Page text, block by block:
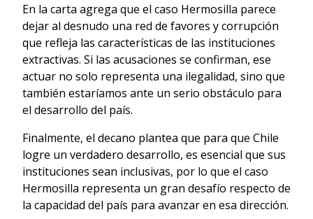
En la carta agrega que el caso Hermosilla parece
dejar al desnudo una red de favores y corrupción
que refleja las características de las instituciones
extractivas. Si las acusaciones se confirman, ese
actuar no solo representa una ilegalidad, sino que
también estaríamos ante un serio obstáculo para
el desarrollo del país.
Finalmente, el decano plantea que para que Chile
logre un verdadero desarrollo, es esencial que sus
instituciones sean inclusivas, por lo que el caso
Hermosilla representa un gran desafío respecto de
la capacidad del país para avanzar en esa dirección.